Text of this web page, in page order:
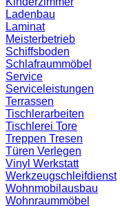
Ladenbau
Laminat
Meisterbetrieb
Schiffsboden
Schlafraummöbel
Service
Serviceleistungen
Terrassen
Tischlerarbeiten
Tischlerei Tore
Treppen Tresen
Türen Verlegen
Vinyl Werkstatt
Werkzeugschleifdienst
Wohnmobilausbau
Wohnraummöbel